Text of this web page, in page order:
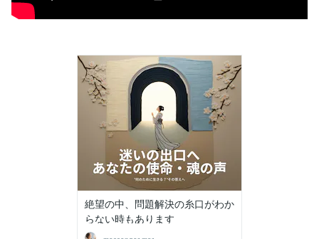
絶望の中、問題解決の糸口がわか
らない時もあります